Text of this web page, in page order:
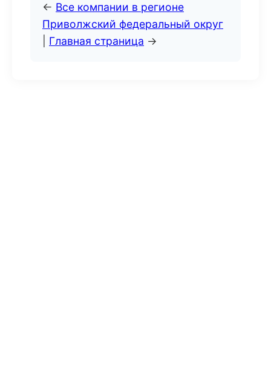
← Все компании в регионе
Приволжский федеральный округ
Главная страница →